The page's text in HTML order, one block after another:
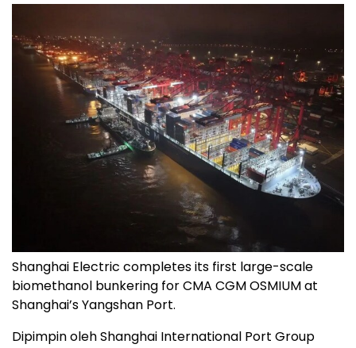
Shanghai Electric completes its first large-scale
biomethanol bunkering for CMA CGM OSMIUM at
Shanghai’s Yangshan Port.
Dipimpin oleh Shanghai International Port Group